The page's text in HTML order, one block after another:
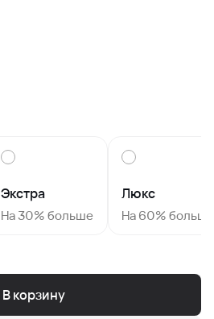
Экстра
На 30% больше
Люкс
На 60% больше
В корзину